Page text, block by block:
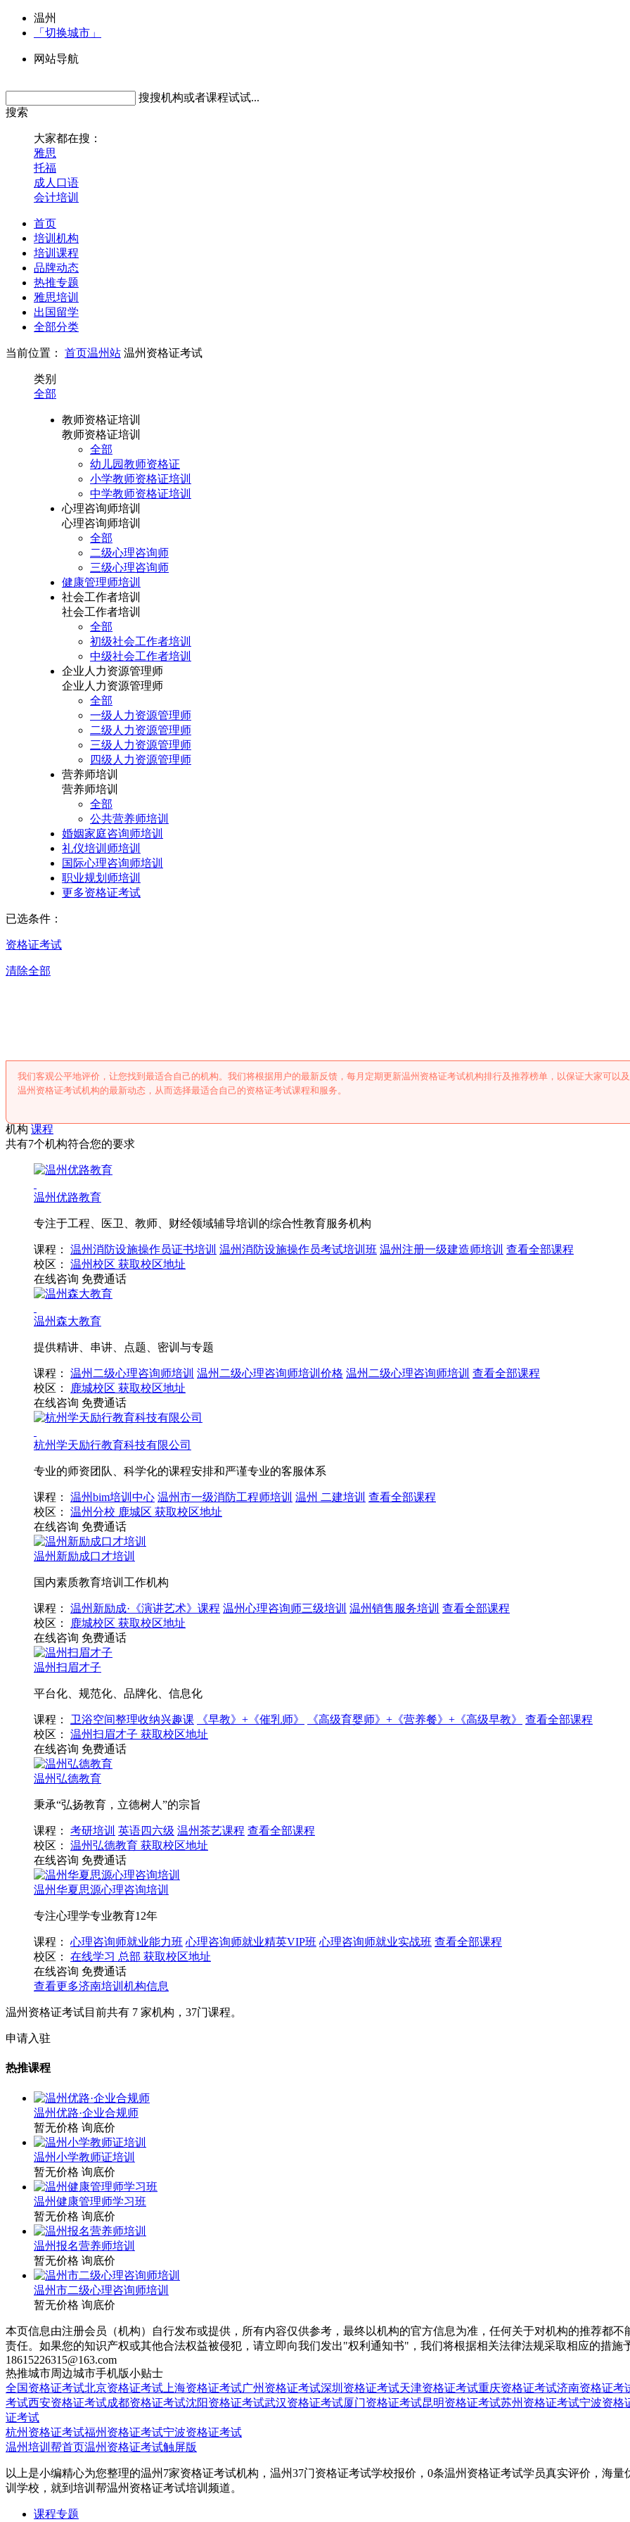
温州
「切换城市」
网站导航
搜搜机构或者课程试试...
搜索
大家都在搜：
雅思
托福
成人口语
会计培训
首页
培训机构
培训课程
品牌动态
热推专题
雅思培训
出国留学
全部分类
当前位置： 首页温州站 温州资格证考试
类别
全部
教师资格证培训
教师资格证培训
全部
幼儿园教师资格证
小学教师资格证培训
中学教师资格证培训
心理咨询师培训
心理咨询师培训
全部
二级心理咨询师
三级心理咨询师
健康管理师培训
社会工作者培训
社会工作者培训
全部
初级社会工作者培训
中级社会工作者培训
企业人力资源管理师
企业人力资源管理师
全部
一级人力资源管理师
二级人力资源管理师
三级人力资源管理师
四级人力资源管理师
营养师培训
营养师培训
全部
公共营养师培训
婚姻家庭咨询师培训
礼仪培训师培训
国际心理咨询师培训
职业规划师培训
更多资格证考试
已选条件：
资格证考试
清除全部
我们客观公平地评价，让您找到最适合自己的机构。我们将根据用户的最新反馈，每月定期更新温州资格证考试机构排行及推荐榜单，以保证大家可以
温州资格证考试机构的最新动态，从而选择最适合自己的资格证考试课程和服务。
机构 课程
共有7个机构符合您的要求
温州优路教育
专注于工程、医卫、教师、财经领域辅导培训的综合性教育服务机构
课程： 温州消防设施操作员证书培训 温州消防设施操作员考试培训班 温州注册一级建造师培训 查看全部课程
校区：
温州校区 获取校区地址
在线咨询 免费通话
温州森大教育
提供精讲、串讲、点题、密训与专题
课程： 温州二级心理咨询师培训 温州二级心理咨询师培训价格 温州二级心理咨询师培训 查看全部课程
校区：
鹿城校区 获取校区地址
在线咨询 免费通话
杭州学天励行教育科技有限公司
专业的师资团队、科学化的课程安排和严谨专业的客服体系
课程： 温州bim培训中心 温州市一级消防工程师培训 温州 二建培训 查看全部课程
校区：
温州分校 鹿城区 获取校区地址
在线咨询 免费通话
温州新励成口才培训
国内素质教育培训工作机构
课程： 温州新励成·《演讲艺术》课程 温州心理咨询师三级培训 温州销售服务培训 查看全部课程
校区：
鹿城校区 获取校区地址
在线咨询 免费通话
温州扫眉才子
平台化、规范化、品牌化、信息化
课程： 卫浴空间整理收纳兴趣课 《早教》+《催乳师》 《高级育婴师》+《营养餐》+《高级早教》
查看全部课程
校区：
温州扫眉才子 获取校区地址
在线咨询 免费通话
温州弘德教育
秉承“弘扬教育，立德树人”的宗旨
课程： 考研培训 英语四六级 温州茶艺课程 查看全部课程
校区：
温州弘德教育 获取校区地址
在线咨询 免费通话
温州华夏思源心理咨询培训
专注心理学专业教育12年
课程： 心理咨询师就业能力班 心理咨询师就业精英VIP班 心理咨询师就业实战班 查看全部课程
校区：
在线学习 总部 获取校区地址
在线咨询 免费通话
查看更多济南培训机构信息
温州资格证考试目前共有 7 家机构， 37门课程。
申请入驻
热推课程
温州优路·企业合规师
暂无价格 询底价
温州小学教师证培训
暂无价格 询底价
温州健康管理师学习班
暂无价格 询底价
温州报名营养师培训
暂无价格 询底价
温州市二级心理咨询师培训
暂无价格 询底价
本页信息由注册会员（机构）自行发布或提供，所有内容仅供参考，最终以机构的官方信息为准，任何关于对机构的推荐都
责任。如果您的知识产权或其他合法权益被侵犯，请立即向我们发出"权利通知书"，我们将根据相关法律法规采取相应的措
18615226315@163.com
热推城市周边城市手机版小贴士
全国资格证考试北京资格证考试 上海资格证考试广州资格证考试深圳资格证考试天津资格证考试重庆资格证考试济南资格证考
考试西安资格证考试成都资格证考试沈阳资格证考试武汉资格证考试厦门资格证考试昆明资格证考试苏州资格证考试宁波资格
证考试
杭州资格证考试福州资格证考试宁波资格证考试
温州培训帮首页温州资格证考试触屏版
以上是小编精心为您整理的温州7家资格证考试机构，温州37门资格证考试学校报价，0条温州资格证考试学员真实评价，海
训学校，就到培训帮温州资格证考试培训频道。
课程专题